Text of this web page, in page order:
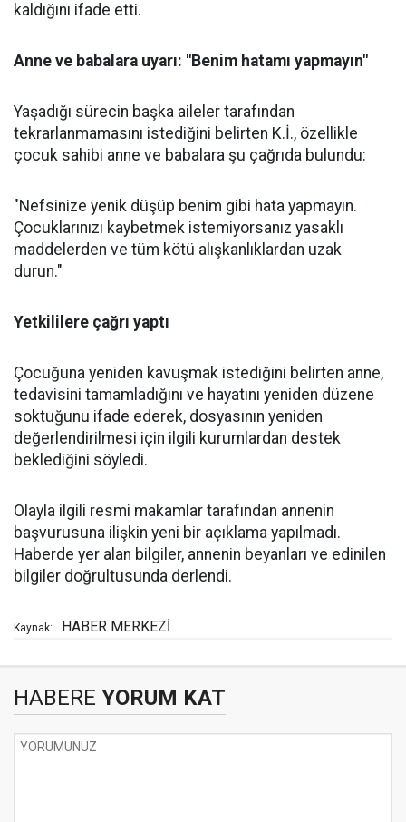
kaldığını ifade etti.
Anne ve babalara uyarı: "Benim hatamı yapmayın"
Yaşadığı sürecin başka aileler tarafından
tekrarlanmamasını istediğini belirten K.İ., özellikle
çocuk sahibi anne ve babalara şu çağrıda bulundu:
"Nefsinize yenik düşüp benim gibi hata yapmayın.
Çocuklarınızı kaybetmek istemiyorsanız yasaklı
maddelerden ve tüm kötü alışkanlıklardan uzak
durun."
Yetkililere çağrı yaptı
Çocuğuna yeniden kavuşmak istediğini belirten anne,
tedavisini tamamladığını ve hayatını yeniden düzene
soktuğunu ifade ederek, dosyasının yeniden
değerlendirilmesi için ilgili kurumlardan destek
beklediğini söyledi.
Olayla ilgili resmi makamlar tarafından annenin
başvurusuna ilişkin yeni bir açıklama yapılmadı.
Haberde yer alan bilgiler, annenin beyanları ve edinilen
bilgiler doğrultusunda derlendi.
Kaynak: HABER MERKEZİ
HABERE YORUM KAT